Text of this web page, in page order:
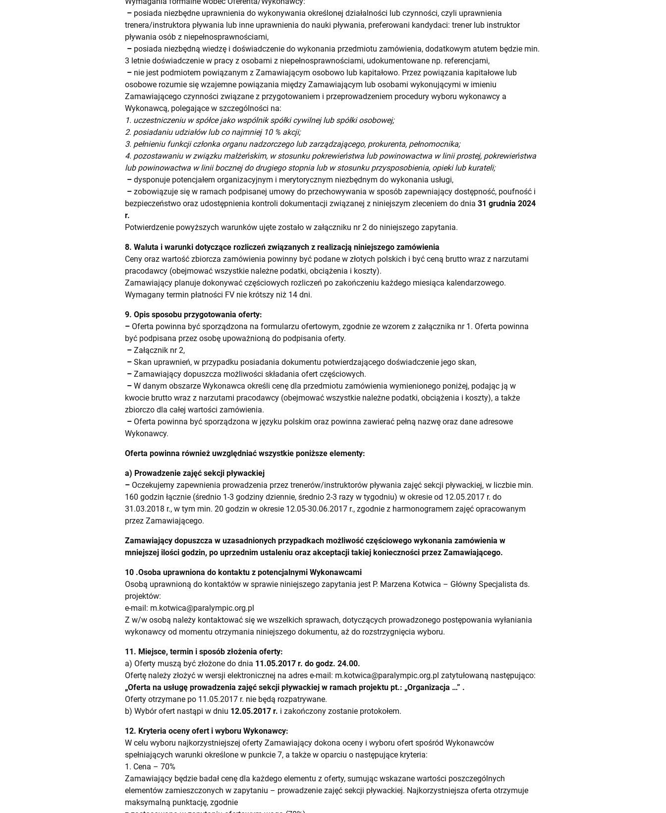
– posiada niezbędne uprawnienia do wykonywania określonej działalności lub czynności, czyli uprawnienia
trenera/instruktora pływania lub inne uprawnienia do nauki pływania, preferowani kandydaci: trener lub instruktor
pływania osób z niepełnosprawnościami,
– posiada niezbędną wiedzę i doświadczenie do wykonania przedmiotu zamówienia, dodatkowym atutem będzie min.
3 letnie doświadczenie w pracy z osobami z niepełnosprawnościami, udokumentowane np. referencjami,
– nie jest podmiotem powiązanym z Zamawiającym osobowo lub kapitałowo. Przez powiązania kapitałowe lub
osobowe rozumie się wzajemne powiązania między Zamawiającym lub osobami wykonującymi w imieniu
Zamawiającego czynności związane z przygotowaniem i przeprowadzeniem procedury wyboru wykonawcy a
Wykonawcą, polegające w szczególności na:
1. uczestniczeniu w spółce jako wspólnik spółki cywilnej lub spółki osobowej;
2. posiadaniu udziałów lub co najmniej 10 % akcji;
3. pełnieniu funkcji członka organu nadzorczego lub zarządzającego, prokurenta, pełnomocnika;
4. pozostawaniu w związku małżeńskim, w stosunku pokrewieństwa lub powinowactwa w linii prostej, pokrewieństwa
lub powinowactwa w linii bocznej do drugiego stopnia lub w stosunku przysposobienia, opieki lub kurateli;
– dysponuje potencjałem organizacyjnym i merytorycznym niezbędnym do wykonania usługi,
– zobowiązuje się w ramach podpisanej umowy do przechowywania w sposób zapewniający dostępność, poufność i
bezpieczeństwo oraz udostępnienia kontroli dokumentacji związanej z niniejszym zleceniem do dnia 31 grudnia 2024
r.
Potwierdzenie powyższych warunków ujęte zostało w załączniku nr 2 do niniejszego zapytania.
8. Waluta i warunki dotyczące rozliczeń związanych z realizacją niniejszego zamówienia
Ceny oraz wartość zbiorcza zamówienia powinny być podane w złotych polskich i być ceną brutto wraz z narzutami
pracodawcy (obejmować wszystkie należne podatki, obciążenia i koszty).
Zamawiający planuje dokonywać częściowych rozliczeń po zakończeniu każdego miesiąca kalendarzowego.
Wymagany termin płatności FV nie krótszy niż 14 dni.
9. Opis sposobu przygotowania oferty:
– Oferta powinna być sporządzona na formularzu ofertowym, zgodnie ze wzorem z załącznika nr 1. Oferta powinna
być podpisana przez osobę upoważnioną do podpisania oferty.
– Załącznik nr 2,
– Skan uprawnień, w przypadku posiadania dokumentu potwierdzającego doświadczenie jego skan,
– Zamawiający dopuszcza możliwości składania ofert częściowych.
– W danym obszarze Wykonawca określi cenę dla przedmiotu zamówienia wymienionego poniżej, podając ją w
kwocie brutto wraz z narzutami pracodawcy (obejmować wszystkie należne podatki, obciążenia i koszty), a także
zbiorczo dla całej wartości zamówienia.
– Oferta powinna być sporządzona w języku polskim oraz powinna zawierać pełną nazwę oraz dane adresowe
Wykonawcy.
Oferta powinna również uwzględniać wszystkie poniższe elementy:
a) Prowadzenie zajęć sekcji pływackiej
– Oczekujemy zapewnienia prowadzenia przez trenerów/instruktorów pływania zajęć sekcji pływackiej, w liczbie min.
160 godzin łącznie (średnio 1-3 godziny dziennie, średnio 2-3 razy w tygodniu) w okresie od 12.05.2017 r. do
31.03.2018 r., w tym min. 20 godzin w okresie 12.05-30.06.2017 r., zgodnie z harmonogramem zajęć opracowanym
przez Zamawiającego.
Zamawiający dopuszcza w uzasadnionych przypadkach możliwość częściowego wykonania zamówienia w
mniejszej ilości godzin, po uprzednim ustaleniu oraz akceptacji takiej konieczności przez Zamawiającego.
10 .Osoba uprawniona do kontaktu z potencjalnymi Wykonawcami
Osobą uprawnioną do kontaktów w sprawie niniejszego zapytania jest P. Marzena Kotwica – Główny Specjalista ds.
projektów:
e-mail: m.kotwica@paralympic.org.pl
Z w/w osobą należy kontaktować się we wszelkich sprawach, dotyczących prowadzonego postępowania wyłaniania
wykonawcy od momentu otrzymania niniejszego dokumentu, aż do rozstrzygnięcia wyboru.
11. Miejsce, termin i sposób złożenia oferty:
a) Oferty muszą być złożone do dnia 11.05.2017 r. do godz. 24.00.
Ofertę należy złożyć w wersji elektronicznej na adres e-mail: m.kotwica@paralympic.org.pl zatytułowaną następująco:
„Oferta na usługę prowadzenia zajęć sekcji pływackiej w ramach projektu pt.: „Organizacja …” .
Oferty otrzymane po 11.05.2017 r. nie będą rozpatrywane.
b) Wybór ofert nastąpi w dniu 12.05.2017 r. i zakończony zostanie protokołem.
12. Kryteria oceny ofert i wyboru Wykonawcy:
W celu wyboru najkorzystniejszej oferty Zamawiający dokona oceny i wyboru ofert spośród Wykonawców
spełniających warunki określone w punkcie 7, a także w oparciu o następujące kryteria:
1. Cena – 70%
Zamawiający będzie badał cenę dla każdego elementu z oferty, sumując wskazane wartości poszczególnych
elementów zamieszczonych w zapytaniu – prowadzenie zajęć sekcji pływackiej. Najkorzystniejsza oferta otrzymuje
maksymalną punktację, zgodnie